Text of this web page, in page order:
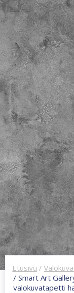
Etusivu /
/ Smart Art
valokuvatapetti